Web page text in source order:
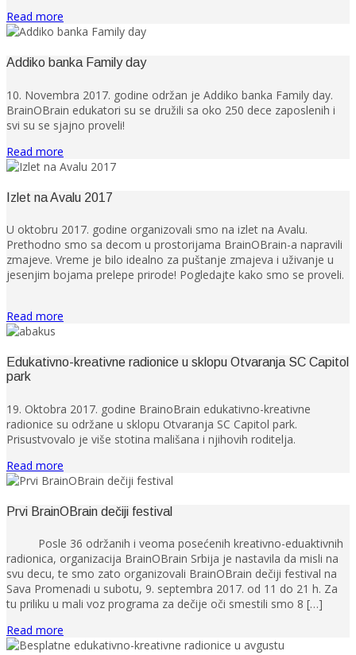
Read more
Addiko banka Family day
10. Novembra 2017. godine održan je Addiko banka Family day.
BrainOBrain edukatori su se družili sa oko 250 dece zaposlenih i
svi su se sjajno proveli!
Read more
Izlet na Avalu 2017
U oktobru 2017. godine organizovali smo na izlet na Avalu.
Prethodno smo sa decom u prostorijama BrainOBrain-a napravili
zmajeve. Vreme je bilo idealno za puštanje zmajeva i uživanje u
jesenjim bojama prelepe prirode! Pogledajte kako smo se proveli.
Read more
Edukativno-kreativne radionice u sklopu Otvaranja SC Capitol
park
19. Oktobra 2017. godine BrainoBrain edukativno-kreativne
radionice su održane u sklopu Otvaranja SC Capitol park.
Prisustvovalo je više stotina mališana i njihovih roditelja.
Read more
Prvi BrainOBrain dečiji festival
Posle 36 održanih i veoma posećenih kreativno-eduaktivnih
radionica, organizacija BrainOBrain Srbija je nastavila da misli na
svu decu, te smo zato organizovali BrainOBrain dečiji festival na
Sava Promenadi u subotu, 9. septembra 2017. od 11 do 21 h. Za
tu priliku u mali voz programa za dečije oči smestili smo 8 […]
Read more